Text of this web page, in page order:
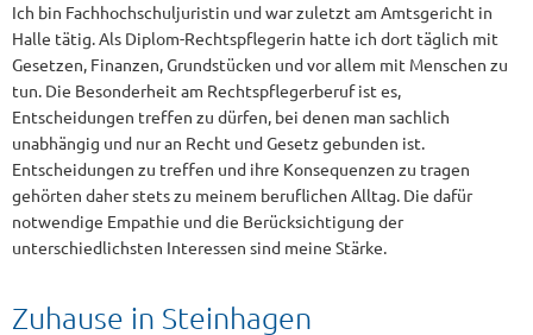
Ich bin Fachhochschuljuristin und war zuletzt am Amtsgericht in
Halle tätig. Als Diplom-Rechtspflegerin hatte ich dort täglich mit
Gesetzen, Finanzen, Grundstücken und vor allem mit Menschen zu
tun. Die Besonderheit am Rechtspflegerberuf ist es,
Entscheidungen treffen zu dürfen, bei denen man sachlich
unabhängig und nur an Recht und Gesetz gebunden ist.
Entscheidungen zu treffen und ihre Konsequenzen zu tragen
gehörten daher stets zu meinem beruflichen Alltag. Die dafür
notwendige Empathie und die Berücksichtigung der
unterschiedlichsten Interessen sind meine Stärke.
Zuhause in Steinhagen